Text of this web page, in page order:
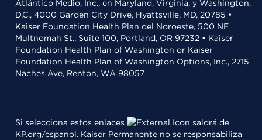
Atlántico Medio, Inc., en Maryland, Virginia, y Washington,
D.C., 4000 Garden City Drive, Hyattsville, MD, 20785 •
Kaiser Foundation Health Plan del Noroeste, 500 NE
Multnomah St., Suite 100, Portland, OR 97232 • Kaiser
Foundation Health Plan of Washington or Kaiser
Foundation Health Plan of Washington Options, Inc., 2715
Naches Ave, Renton, WA 98057
Si selecciona estos enlaces
saldrá de
KP.org/espanol. Kaiser Permanente no se responsabiliza